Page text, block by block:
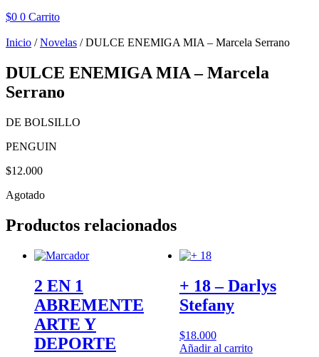
$0 0 Carrito
Inicio /Novelas / DULCE ENEMIGA MIA – Marcela Serrano
DULCE ENEMIGA MIA – Marcela
Serrano
DE BOLSILLO
PENGUIN
$12.000
Agotado
Productos relacionados
2 EN 1
ABREMENTE
ARTE Y
DEPORTE
+ 18 – Darlys
Stefany
$18.000
Añadir al carrito